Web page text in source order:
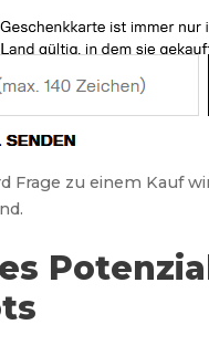
Frage zu einem Kauf